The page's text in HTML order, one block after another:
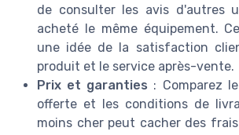
de consulter les avis d'autres
acheté le même équipement.
une idée de la satisfaction
produit et le service après-vente.
Prix et garanties : Comparez
offerte et les conditions de
moins cher peut cacher des